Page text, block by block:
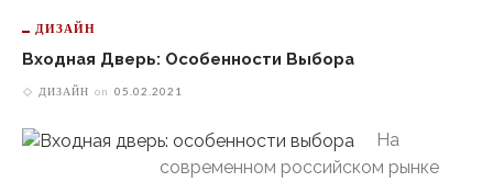
ДИЗАЙН
Входная Дверь: Особенности Выбора
ДИЗАЙН on 05.02.2021
На
современном российском рынке